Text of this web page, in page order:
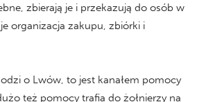
zbierają je i przekazują do osób w
organizacja zakupu, zbiórki i
o Lwów, to jest kanałem pomocy
też pomocy trafia do żołnierzy na